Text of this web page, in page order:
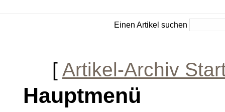
Einen Artikel suchen
[ Artikel-Archiv
Hauptmenü